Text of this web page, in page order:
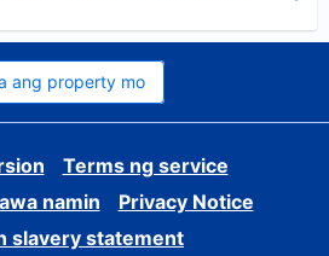
ang property mo
Terms ng service
namin
Privacy Notice
slavery statement